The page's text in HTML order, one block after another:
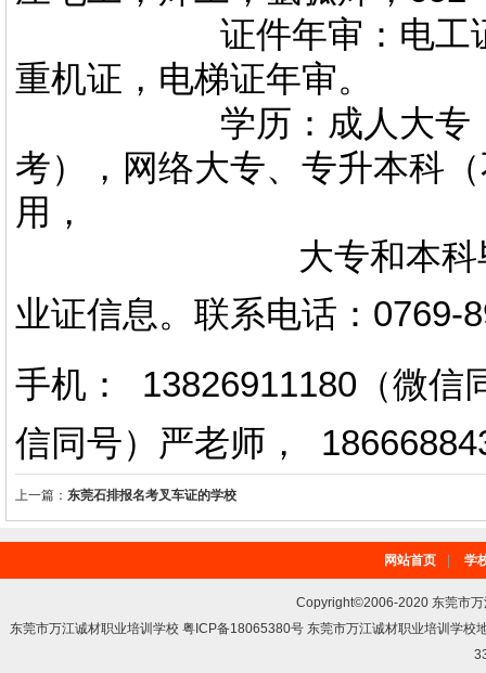
证件年审：电工证，
重机证，电梯证年审。
学历：成人大专，专
考），网络大专、专升本科
用，
大专和本科毕业证
业证信息。 联系电话 ： 0769-
手机： 13826911180（微信
信同号）严老师 ，
上一篇： 东莞石排报名考叉车证的学校
网站首页 学
Copyright©2006-2020 东莞市
东莞市万江诚材职业培训学校 粤ICP备18065380号 东莞市万江诚材职业培训学